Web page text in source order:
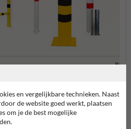
Aanrijdbeveiliging en bescherming
en vergelijkbare technieken. Naast
de website goed werkt, plaatsen
om je de best mogelijke